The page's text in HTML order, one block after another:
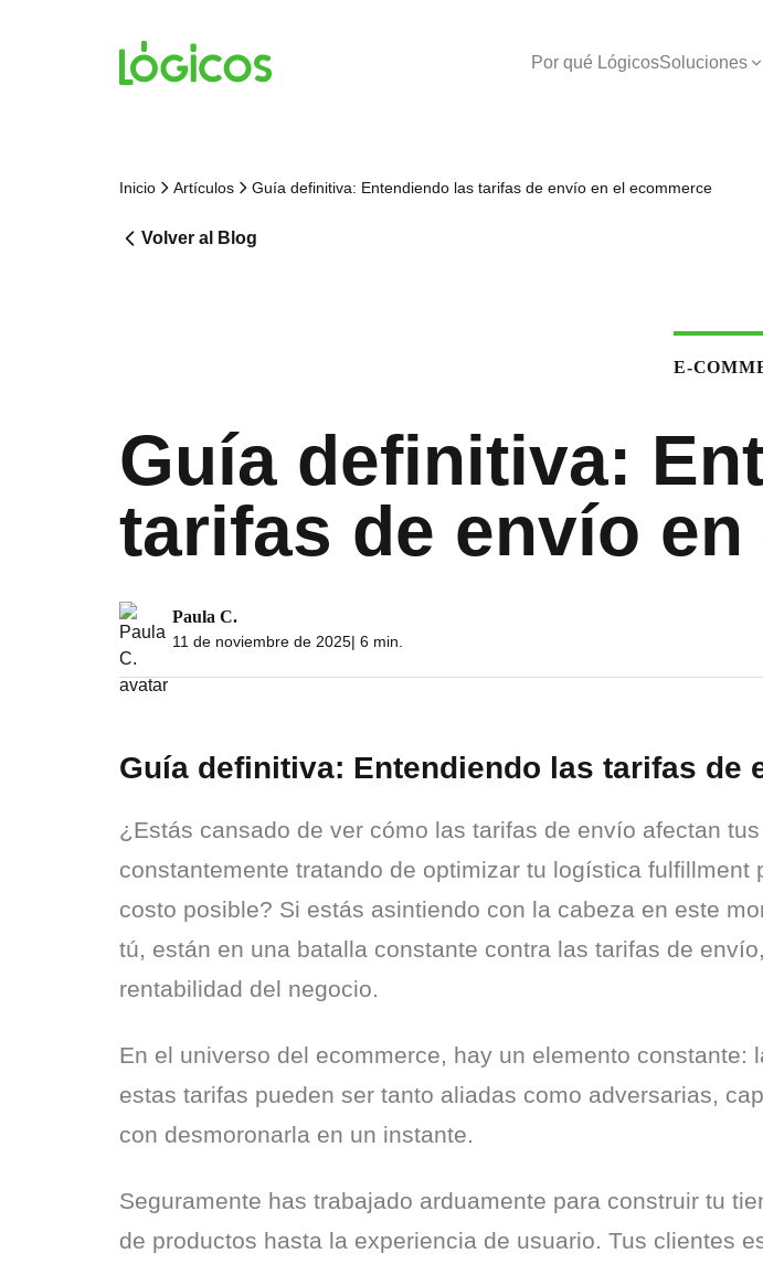
Por qué LógicosSoluciones
Inicio Artículos Guía definitiva: Entendiendo las tarifas de envío en el ecommerce
Volver al Blog
E-
Guía definitiva:
tarifas de envío
Paula C.
11 de noviembre de 2025| 6 min.
Guía definitiva: Entendiendo las tarifas de
¿Estás cansado de ver cómo las tarifas de envío afectan
constantemente tratando de optimizar tu logística
costo posible? Si estás asintiendo con la cabeza en este
tú, están en una batalla constante contra las tarifas de
rentabilidad del negocio.
En el universo del ecommerce, hay un elemento constante:
estas tarifas pueden ser tanto aliadas como adversarias,
con desmoronarla en un instante.
Seguramente has trabajado arduamente para construir tu
de productos hasta la experiencia de usuario. Tus clientes